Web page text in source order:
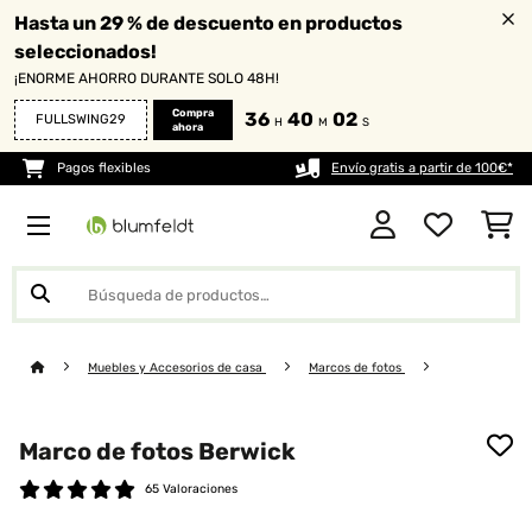
Hasta un 29 % de descuento en productos
seleccionados!
¡ENORME AHORRO DURANTE SOLO 48H!
FULLSWING29
Compra
ahora
36 H 40 M 01 S
Pagos flexibles Envío gratis a partir de 100€*
Muebles y Accesorios de casa Marcos de fotos
Marco de fotos Berwick
65 Valoraciones